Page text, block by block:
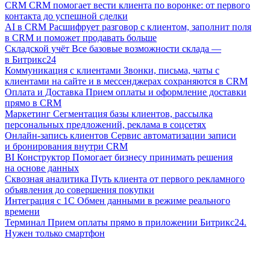
CRM CRM помогает вести клиента по воронке: от первого
контакта до успешной сделки
AI в CRM Расшифрует разговор с клиентом, заполнит поля
в CRM и поможет продавать больше
Складской учёт Все базовые возможности склада —
в Битрикс24
Коммуникация с клиентами Звонки, письма, чаты с
клиентами на сайте и в мессенджерах сохраняются в CRM
Оплата и Доставка Прием оплаты и оформление доставки
прямо в CRM
Маркетинг Сегментация базы клиентов, рассылка
персональных предложений, реклама в соцсетях
Онлайн-запись клиентов Сервис автоматизации записи
и бронирования внутри CRM
BI Конструктор Помогает бизнесу принимать решения
на основе данных
Сквозная аналитика Путь клиента от первого рекламного
объявления до совершения покупки
Интеграция с 1С Обмен данными в режиме реального
времени
Терминал Прием оплаты прямо в приложении Битрикс24.
Нужен только смартфон